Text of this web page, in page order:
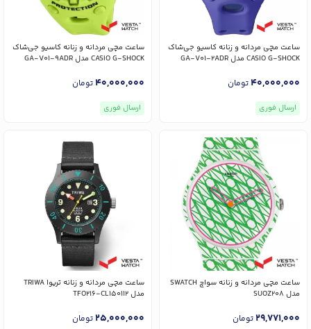
ساعت مچی مردانه و زنانه کاسیو جی‌شاک
CASIO G-SHOCK مدل GA-V01-2ADR
40,000,000تومان
ارسال فوری
ساعت مچی مردانه و زنانه کاسیو جی‌شاک
CASIO G-SHOCK مدل GA-V01-9ADR
40,000,000تومان
ارسال فوری
ساعت مچی مردانه و زنانه سواچ SWATCH
مدل SUOZ208
29,771,000تومان
ساعت مچی مردانه و زنانه تریوا TRIWA
مدل TFO216-CL150112
25,000,000تومان